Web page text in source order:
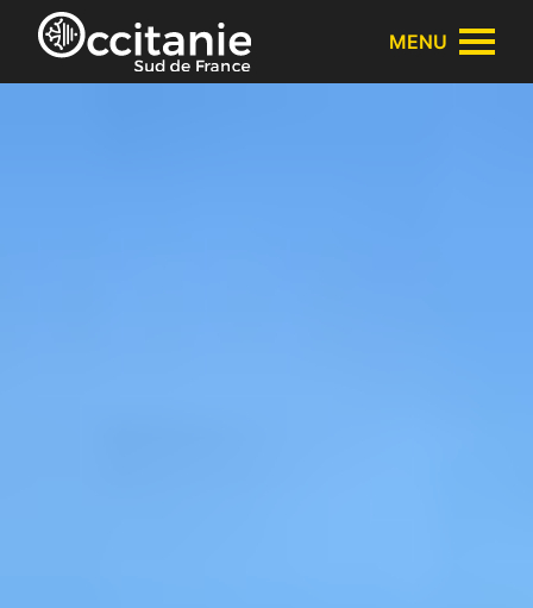
Panneau de gestion des cookies
MENU